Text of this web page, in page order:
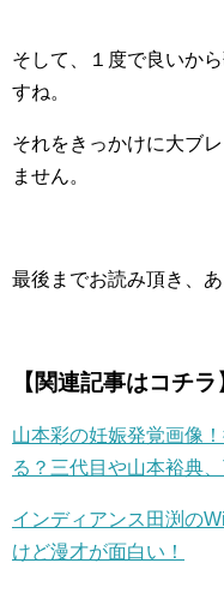
そして、１度で良いか
すね。
それをきっかけに大ブ
ません。
最後までお読み頂き、
【関連記事はコチラ
山本彩の妊娠発覚画像
る？三代目や山本裕典、
インディアンス田渕の
けど漫才が面白い！